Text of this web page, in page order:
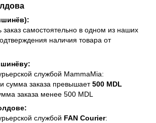
самостоятельно в одном из наших
наличия товара от
службой MammaMia:
сумма заказа превышает500 MDL
заказа менее 500 MDL
службой FAN Courier: